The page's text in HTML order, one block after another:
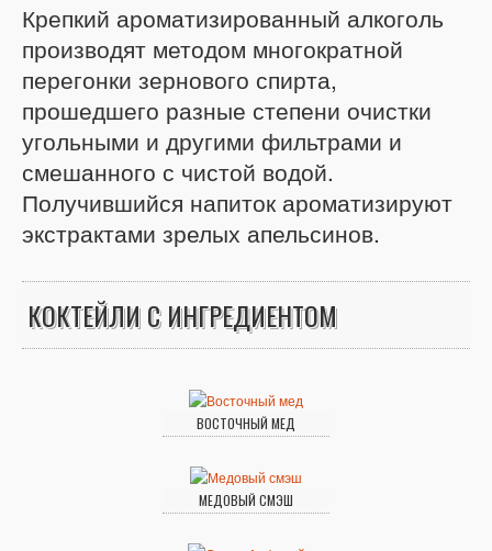
Крепкий ароматизированный алкоголь
производят методом многократной
перегонки зернового спирта,
прошедшего разные степени очистки
угольными и другими фильтрами и
смешанного с чистой водой.
Получившийся напиток ароматизируют
экстрактами зрелых апельсинов.
КОКТЕЙЛИ С ИНГРЕДИЕНТОМ
ВОСТОЧНЫЙ МЕД
МЕДОВЫЙ СМЭШ